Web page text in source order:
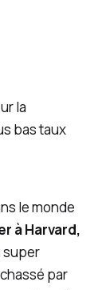
la
bastaux
le monde
à Harvard,
super
par